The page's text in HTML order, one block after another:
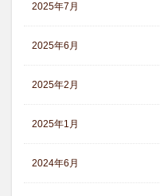
2025年7月
2025年6月
2025年2月
2025年1月
2024年6月